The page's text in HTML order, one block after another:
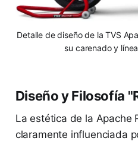
Detalle de diseño de la TVS
su carenado y
Diseño y Filosofía
La estética de la Apache
claramente influenciada